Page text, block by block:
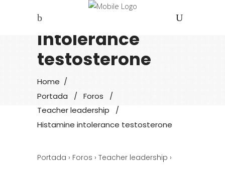
Histamine
intolerance
testosterone
Home /
Portada
/ Foros
/
Teacher leadership
/
Histamine intolerance testosterone
Portada › Foros › Teacher leadership ›